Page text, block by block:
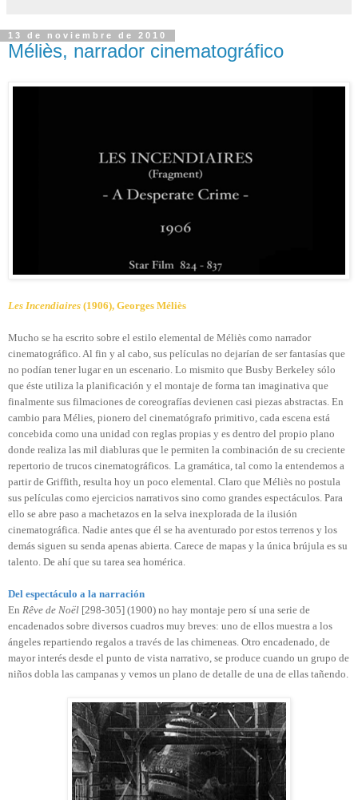
13 de noviembre de 2010
Méliès, narrador cinematográfico
Les Incendiaires (1906), Georges Méliès
Mucho se ha escrito sobre el estilo elemental de Méliès como narrador
cinematográfico. Al fin y al cabo, sus películas no dejarían de ser fantasías que
no podían tener lugar en un escenario. Lo mismito que Busby Berkeley sólo
que éste utiliza la planificación y el montaje de forma tan imaginativa que
finalmente sus filmaciones de coreografías devienen casi piezas abstractas. En
cambio para Mélies, pionero del cinematógrafo primitivo, cada escena está
concebida como una unidad con reglas propias y es dentro del propio plano
donde realiza las mil diabluras que le permiten la combinación de su creciente
repertorio de trucos cinematográficos. La gramática, tal como la entendemos a
partir de Griffith, resulta hoy un poco elemental. Claro que Méliès no postula
sus películas como ejercicios narrativos sino como grandes espectáculos. Para
ello se abre paso a machetazos en la selva inexplorada de la ilusión
cinematográfica. Nadie antes que él se ha aventurado por estos terrenos y los
demás siguen su senda apenas abierta. Carece de mapas y la única brújula es su
talento. De ahí que su tarea sea homérica.
Del espectáculo a la narración
En Rêve de Noël [298-305] (1900) no hay montaje pero sí una serie de
encadenados sobre diversos cuadros muy breves: uno de ellos muestra a los
ángeles repartiendo regalos a través de las chimeneas. Otro encadenado, de
mayor interés desde el punto de vista narrativo, se produce cuando un grupo de
niños dobla las campanas y vemos un plano de detalle de una de ellas tañendo.